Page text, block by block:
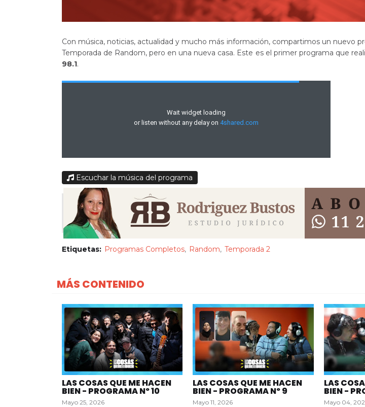
Con música, noticias, actualidad y mucho más información, compartimos un nuevo
Temporada de Random, pero en una nueva casa. Este es el primer programa que
98.1.
Escuchar la música del programa
Etiquetas: Programas Completos Random Temporada 2
MÁS CONTENIDO
LAS COSAS QUE ME HACEN
BIEN - PROGRAMA Nº 10
Mayo 25, 2026
LAS COSAS QUE ME HACEN
BIEN - PROGRAMA Nº 9
Mayo 11, 2026
LAS
BIEN -
Mayo 04,